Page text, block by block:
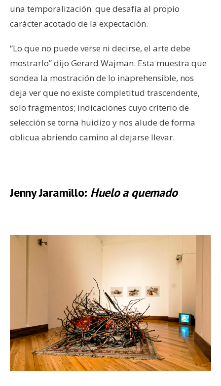
una temporalización que desafía al propio
carácter acotado de la expectación.
“Lo que no puede verse ni decirse, el arte debe
mostrarlo” dijo Gerard Wajman. Esta muestra que
sondea la mostración de lo inaprehensible, nos
deja ver que no existe completitud trascendente,
solo fragmentos; indicaciones cuyo criterio de
selección se torna huidizo y nos alude de forma
oblicua abriendo camino al dejarse llevar.
Jenny Jaramillo: Huelo a quemado